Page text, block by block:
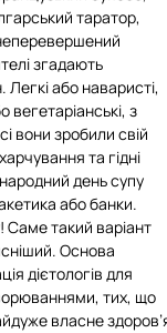
таратор,
згадають
або наваристі,
вегетаріанські, з
вони зробили свій
та гідні
день супу
або банки.
Саме такий варіант
Основа
дієтологів для
тих, що
власне